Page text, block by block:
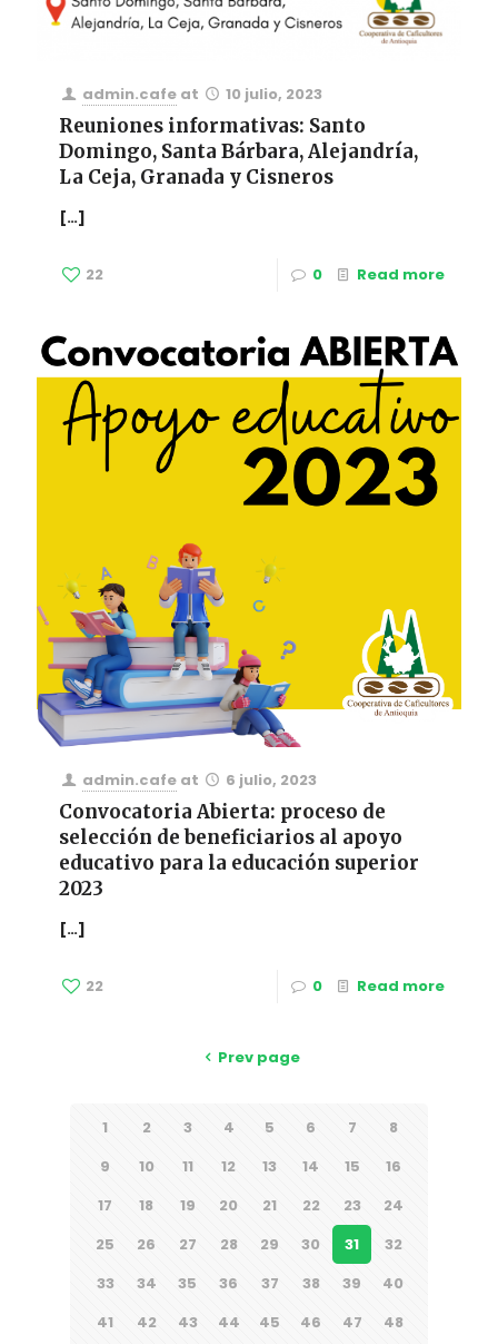
admin.cafe at 10 julio, 2023
Reuniones informativas: Santo
Domingo, Santa Bárbara, Alejandría,
La Ceja, Granada y Cisneros
[…]
22 0 Read more
admin.cafe at 6 julio, 2023
Convocatoria Abierta: proceso de
selección de beneficiarios al apoyo
educativo para la educación superior
2023
[…]
22 0 Read more
Prev page
1 2 3 4 5 6 7
8
9
10 11 12 13 14 15
16
17
18 19 20 21 22 23
24
25
26 27 28 29 30 31
32
33
34 35 36 37 38 39
40
41
42 43 44 45 46 47
48